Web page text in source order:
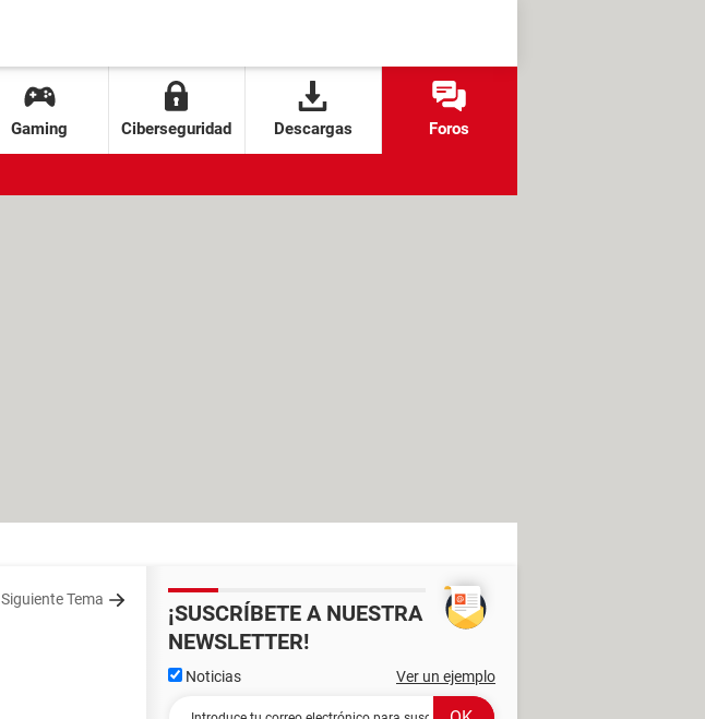
Gaming Ciberseguridad Descargas Foros
Siguiente Tema
¡SUSCRÍBETE A NUESTRA
NEWSLETTER!
Noticias Ver un ejemplo